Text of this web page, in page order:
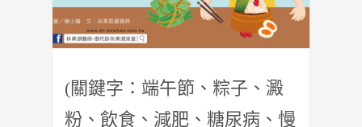
(關鍵字：端午節、粽子、澱
粉、飲食、減肥、糖尿病、慢